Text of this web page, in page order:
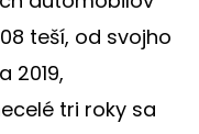
teší, od svojho
2019,
tri roky sa